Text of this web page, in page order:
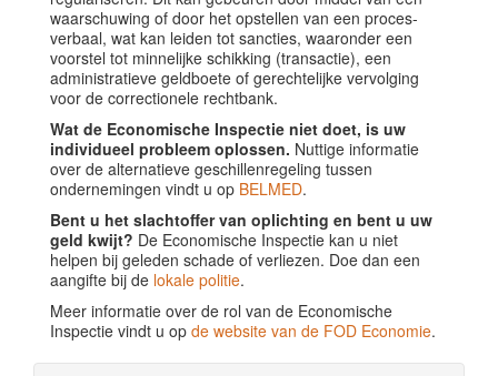
waarschuwing of door het opstellen van een proces-
verbaal, wat kan leiden tot sancties, waaronder een
voorstel tot minnelijke schikking (transactie), een
administratieve geldboete of gerechtelijke vervolging
voor de correctionele rechtbank.
Wat de Economische Inspectie niet doet, is uw
individueel probleem oplossen. Nuttige informatie
over de alternatieve geschillenregeling tussen
ondernemingen vindt u op BELMED.
Bent u het slachtoffer van oplichting en bent u uw
geld kwijt? De Economische Inspectie kan u niet
helpen bij geleden schade of verliezen. Doe dan een
aangifte bij de lokale politie.
Meer informatie over de rol van de Economische
Inspectie vindt u op de website van de FOD Economie.